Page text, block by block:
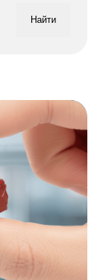
Найти